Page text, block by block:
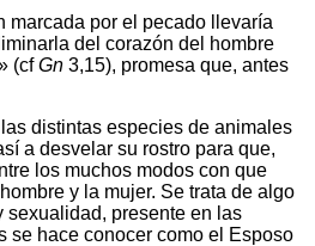
marcada por el pecado llevaría
del corazón del hombre
(cfGn 3,15), promesa que, antes
distintas especies de animales
a desvelar su rostro para que,
los muchos modos con que
y la mujer. Se trata de algo
sexualidad, presente en las
se hace conocer como el Esposo